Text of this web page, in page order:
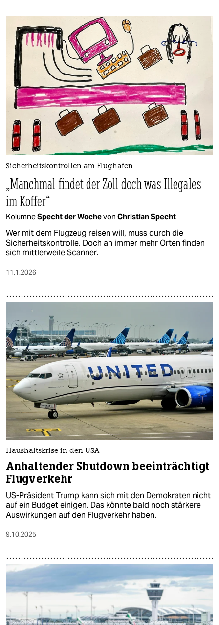
Sicherheitskontrollen am Flughafen
„Manchmal findet der Zoll doch was Illegales
im Koffer“
KolumneSpecht der Wochevon Christian Specht
Wer mit dem Flugzeug reisen will, muss durch die
Sicherheitskontrolle. Doch an immer mehr Orten finden
sich mittlerweile Scanner.
11.1.2026
Haushaltskrise in den USA
Anhaltender Shutdown beeinträchtigt
Flugverkehr
US-Präsident Trump kann sich mit den Demokraten nicht
auf ein Budget einigen. Das könnte bald noch stärkere
Auswirkungen auf den Flugverkehr haben.
9.10.2025